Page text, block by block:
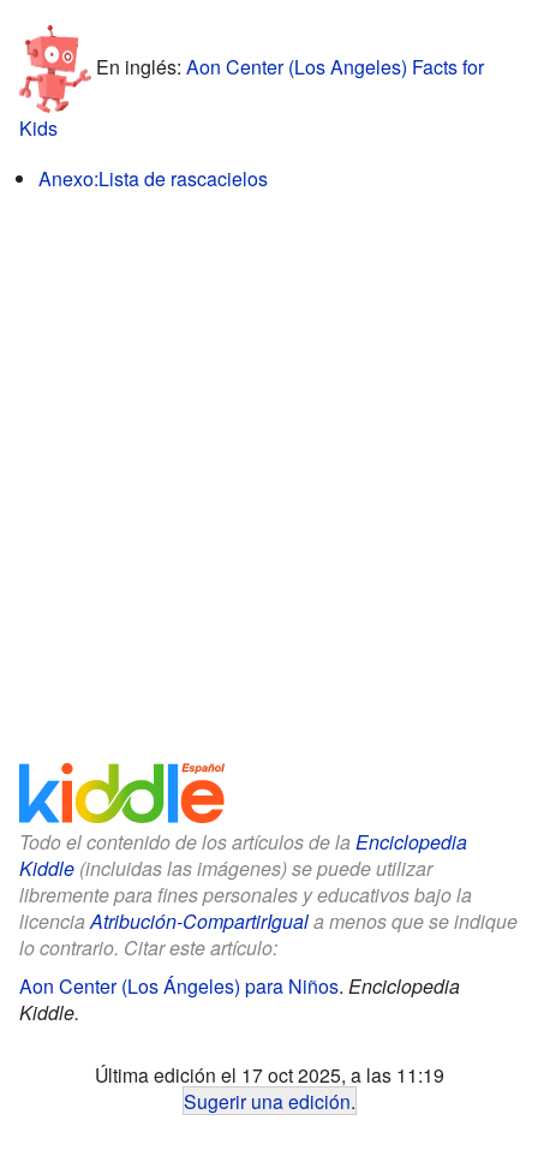
En inglés: Aon Center (Los Angeles) Facts for
Kids
Anexo:Lista de rascacielos
Todo el contenido de los artículos de la Enciclopedia
Kiddle (incluidas las imágenes) se puede utilizar
libremente para fines personales y educativos bajo la
licenciaAtribución-CompartirIguala menos que se indique
lo contrario. Citar este artículo:
Aon Center (Los Ángeles) para Niños. Enciclopedia
Kiddle.
Última edición el 17 oct 2025, a las 11:19
Sugerir una edición.